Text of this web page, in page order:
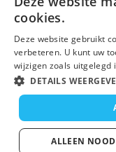
Service
Support
© 2026
rechten
cookies.
Deze website gebruikt
verbeteren. U kunt uw
wijzigen zoals uitgelegd
DETAILS
ALLEEN